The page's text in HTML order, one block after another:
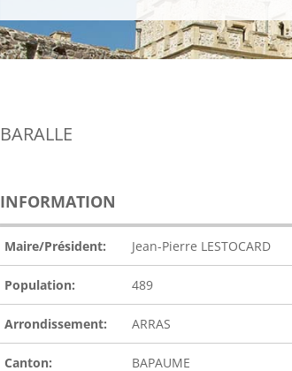
BARALLE
INFORMATION
Maire/Président: Jean-Pierre LESTOCARD
Population: 489
Arrondissement: ARRAS
Canton: BAPAUME